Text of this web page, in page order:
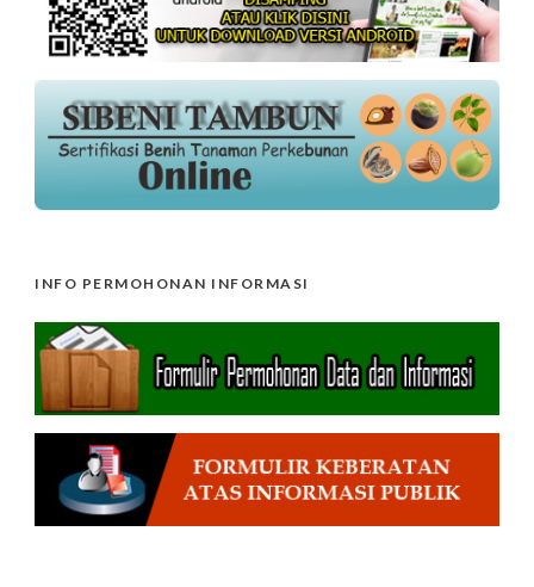
INFO PERMOHONAN INFORMASI